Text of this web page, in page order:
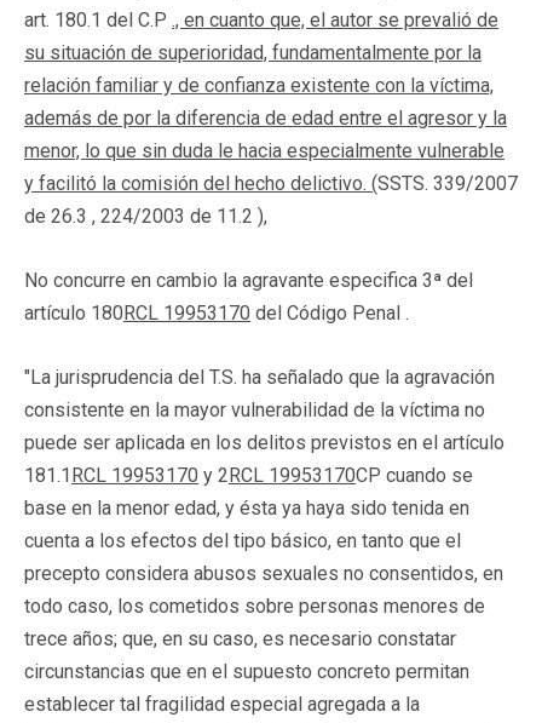
art. 180.1 del C.P ., en cuanto que, el autor se prevalió de
su situación de superioridad, fundamentalmente por la
relación familiar y de confianza existente con la víctima,
además de por la diferencia de edad entre el agresor y la
menor, lo que sin duda le hacia especialmente vulnerable
y facilitó la comisión del hecho delictivo. (SSTS. 339/2007
de 26.3 , 224/2003 de 11.2 ),
No concurre en cambio la agravante especifica 3ª del
artículo 180RCL 19953170 del Código Penal .
"La jurisprudencia del T.S. ha señalado que la agravación
consistente en la mayor vulnerabilidad de la víctima no
puede ser aplicada en los delitos previstos en el artículo
181.1RCL 19953170 y 2RCL 19953170CP cuando se
base en la menor edad, y ésta ya haya sido tenida en
cuenta a los efectos del tipo básico, en tanto que el
precepto considera abusos sexuales no consentidos, en
todo caso, los cometidos sobre personas menores de
trece años; que, en su caso, es necesario constatar
circunstancias que en el supuesto concreto permitan
establecer tal fragilidad especial agregada a la